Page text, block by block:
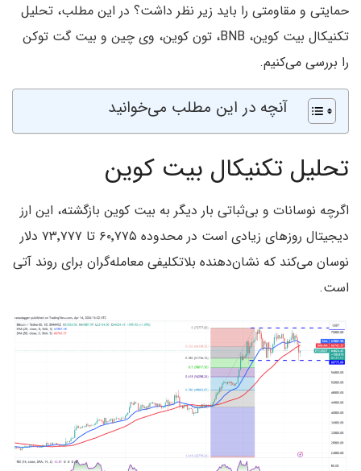
حمایتی و مقاومتی را باید زیر نظر داشت؟ در این مطلب، تحلیل
تکنیکال بیت کوین، BNB، تون کوین، وی چین و بیت گت توکن
را بررسی می‌کنیم.
آنچه در این مطلب می‌خوانید
تحلیل تکنیکال بیت کوین
اگرچه نوسانات و بی‌ثباتی بار دیگر به بیت کوین بازگشته، این ارز
دیجیتال روزهای زیادی است در محدوده ۶۰٬۷۷۵ تا ۷۳٬۷۷۷ دلار
نوسان می‌کند که نشان‌دهنده بلاتکلیفی معامله‌گران برای روند آتی
است.